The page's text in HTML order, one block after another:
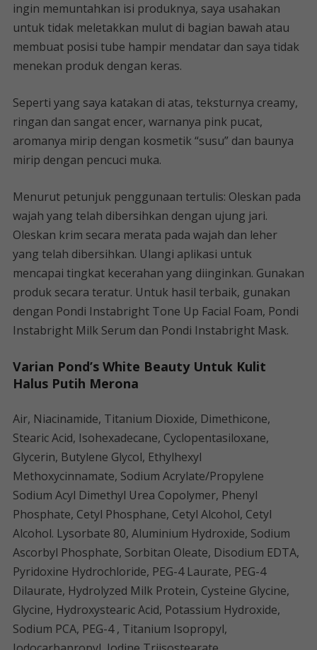
ingin memuntahkan isi produknya, saya usahakan
untuk tidak meletakkan mulut di bagian bawah atau
membuat posisi tube hampir mendatar dan saya tidak
menekan produk dengan keras.
Seperti yang saya katakan di atas, teksturnya creamy,
ringan dan sangat encer, warnanya pink pucat,
aromanya mirip dengan kosmetik “susu” dan baunya
mirip dengan pencuci muka.
Menurut petunjuk penggunaan tertulis: Oleskan pada
wajah yang telah dibersihkan dengan ujung jari.
Oleskan krim secara merata pada wajah dan leher
yang telah dibersihkan. Ulangi aplikasi untuk
mencapai tingkat kecerahan yang diinginkan. Gunakan
produk secara teratur. Untuk hasil terbaik, gunakan
dengan Pondi Instabright Tone Up Facial Foam, Pondi
Instabright Milk Serum dan Pondi Instabright Mask.
Varian Pond’s White Beauty Untuk Kulit
Halus Putih Merona
Air, Niacinamide, Titanium Dioxide, Dimethicone,
Stearic Acid, Isohexadecane, Cyclopentasiloxane,
Glycerin, Butylene Glycol, Ethylhexyl
Methoxycinnamate, Sodium Acrylate/Propylene
Sodium Acyl Dimethyl Urea Copolymer, Phenyl
Phosphate, Cetyl Phosphane, Cetyl Alcohol, Cetyl
Alcohol. Lysorbate 80, Aluminium Hydroxide, Sodium
Ascorbyl Phosphate, Sorbitan Oleate, Disodium EDTA,
Pyridoxine Hydrochloride, PEG-4 Laurate, PEG-4
Dilaurate, Hydrolyzed Milk Protein, Cysteine ​​Glycine,
Glycine, Hydroxystearic Acid, Potassium Hydroxide,
Sodium PCA, PEG-4 , Titanium Isopropyl,